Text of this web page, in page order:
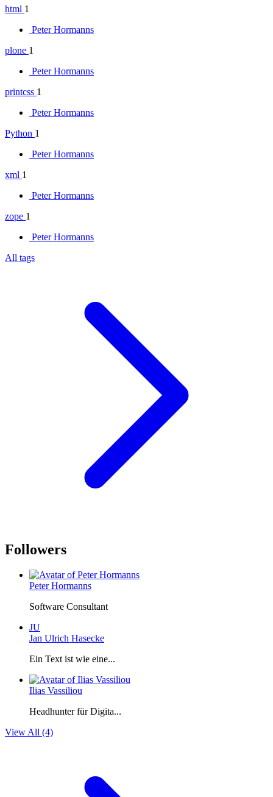
html 1
Peter Hormanns
plone 1
Peter Hormanns
printcss 1
Peter Hormanns
Python 1
Peter Hormanns
xml 1
Peter Hormanns
zope 1
Peter Hormanns
All tags
Followers
Peter Hormanns
Software Consultant
JU
Jan Ulrich Hasecke
Ein Text ist wie eine...
Ilias Vassiliou
Headhunter für Digita...
View All (4)